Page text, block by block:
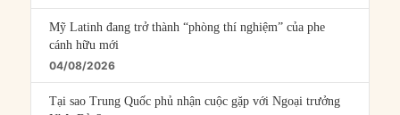
Mỹ Latinh đang trở thành “phòng thí nghiệm” của phe
cánh hữu mới
04/08/2026
Tại sao Trung Quốc phủ nhận cuộc gặp với Ngoại trưởng